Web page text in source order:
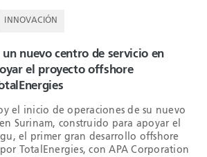
INNOVACIÓN
un nuevo centro de servicio en
el proyecto offshore
el inicio de operaciones de su nuevo
Surinam, construido para apoyar el
el primer gran desarrollo offshore
TotalEnergies, con APA Corporation